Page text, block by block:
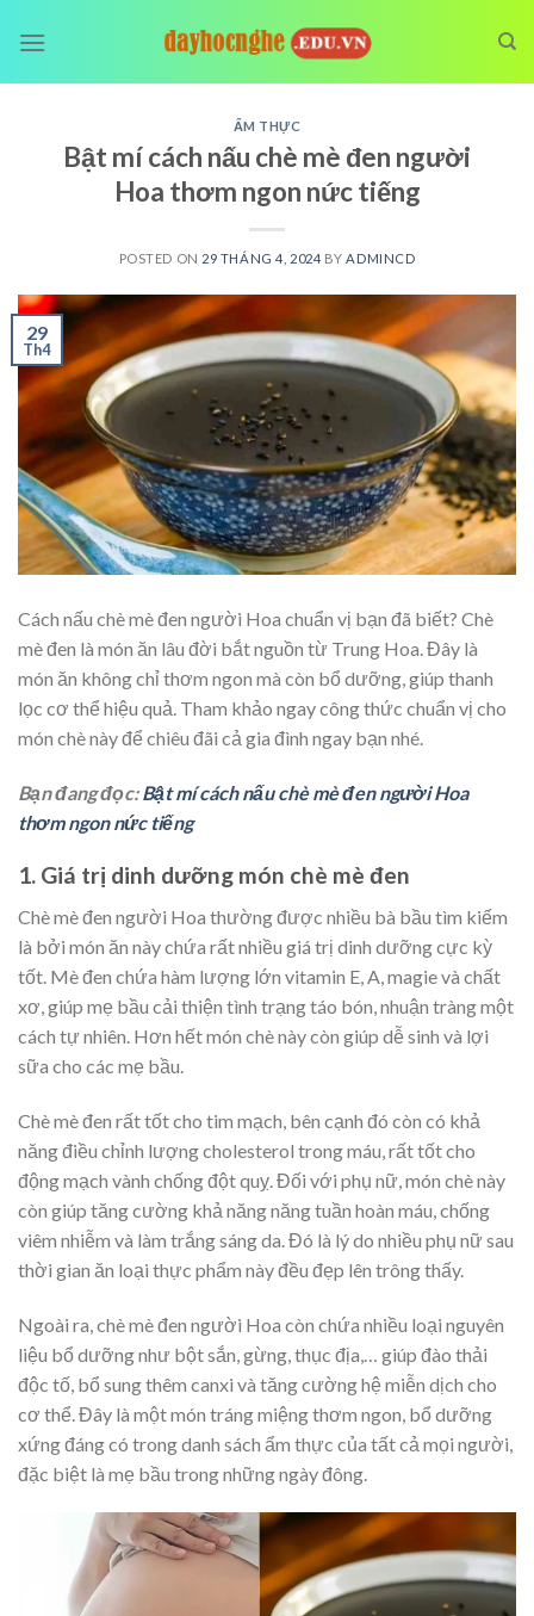
ẨM THỰC
Bật mí cách nấu chè mè đen người
Hoa thơm ngon nức tiếng
POSTED ON 29 THÁNG 4, 2024 BY ADMINCD
29
Th4
Cách nấu chè mè đen người Hoa chuẩn vị bạn đã biết? Chè
mè đen là món ăn lâu đời bắt nguồn từ Trung Hoa. Đây là
món ăn không chỉ thơm ngon mà còn bổ dưỡng, giúp thanh
lọc cơ thể hiệu quả. Tham khảo ngay công thức chuẩn vị cho
món chè này để chiêu đãi cả gia đình ngay bạn nhé.
Bạn đang đọc:Bật mí cách nấu chè mè đen người Hoa
thơm ngon nức tiếng
1. Giá trị dinh dưỡng món chè mè đen
Chè mè đen người Hoa thường được nhiều bà bầu tìm kiếm
là bởi món ăn này chứa rất nhiều giá trị dinh dưỡng cực kỳ
tốt. Mè đen chứa hàm lượng lớn vitamin E, A, magie và chất
xơ, giúp mẹ bầu cải thiện tình trạng táo bón, nhuận tràng một
cách tự nhiên. Hơn hết món chè này còn giúp dễ sinh và lợi
sữa cho các mẹ bầu.
Chè mè đen rất tốt cho tim mạch, bên cạnh đó còn có khả
năng điều chỉnh lượng cholesterol trong máu, rất tốt cho
động mạch vành chống đột quỵ. Đối với phụ nữ, món chè này
còn giúp tăng cường khả năng năng tuần hoàn máu, chống
viêm nhiễm và làm trắng sáng da. Đó là lý do nhiều phụ nữ sau
thời gian ăn loại thực phẩm này đều đẹp lên trông thấy.
Ngoài ra, chè mè đen người Hoa còn chứa nhiều loại nguyên
liệu bổ dưỡng như bột sắn, gừng, thục địa,… giúp đào thải
độc tố, bổ sung thêm canxi và tăng cường hệ miễn dịch cho
cơ thể. Đây là một món tráng miệng thơm ngon, bổ dưỡng
xứng đáng có trong danh sách ẩm thực của tất cả mọi người,
đặc biệt là mẹ bầu trong những ngày đông.